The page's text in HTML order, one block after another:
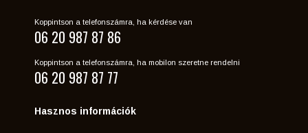
Koppintson a telefonszámra, ha kérdése van
06 20 987 87 86
Koppintson a telefonszámra, ha mobilon szeretne rendelni
06 20 987 87 77
Hasznos információk